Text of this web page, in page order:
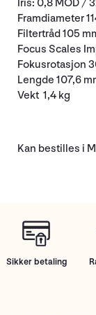
Iris: 0,8 MOD /
Framdiameter
Filtertråd 105
Focus Scales
Fokusrotasjon
Lengde 107,6
Vekt 1,4 kg
Kan bestilles i
Sikker betaling